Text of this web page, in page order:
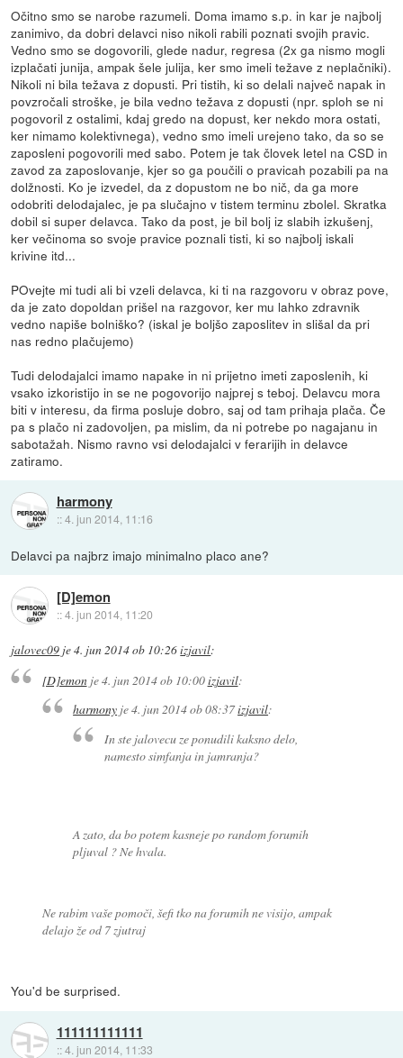
Očitno smo se narobe razumeli. Doma imamo s.p. in kar je najbolj
zanimivo, da dobri delavci niso nikoli rabili poznati svojih pravic.
Vedno smo se dogovorili, glede nadur, regresa (2x ga nismo mogli
izplačati junija, ampak šele julija, ker smo imeli težave z neplačniki).
Nikoli ni bila težava z dopusti. Pri tistih, ki so delali največ napak in
povzročali stroške, je bila vedno težava z dopusti (npr. sploh se ni
pogovoril z ostalimi, kdaj gredo na dopust, ker nekdo mora ostati,
ker nimamo kolektivnega), vedno smo imeli urejeno tako, da so se
zaposleni pogovorili med sabo. Potem je tak človek letel na CSD in
zavod za zaposlovanje, kjer so ga poučili o pravicah pozabili pa na
dolžnosti. Ko je izvedel, da z dopustom ne bo nič, da ga more
odobriti delodajalec, je pa slučajno v tistem terminu zbolel. Skratka
dobil si super delavca. Tako da post, je bil bolj iz slabih izkušenj,
ker večinoma so svoje pravice poznali tisti, ki so najbolj iskali
krivine itd...
POvejte mi tudi ali bi vzeli delavca, ki ti na razgovoru v obraz pove,
da je zato dopoldan prišel na razgovor, ker mu lahko zdravnik
vedno napiše bolniško? (iskal je boljšo zaposlitev in slišal da pri
nas redno plačujemo)
Tudi delodajalci imamo napake in ni prijetno imeti zaposlenih, ki
vsako izkoristijo in se ne pogovorijo najprej s teboj. Delavcu mora
biti v interesu, da firma posluje dobro, saj od tam prihaja plača. Če
pa s plačo ni zadovoljen, pa mislim, da ni potrebe po nagajanu in
sabotažah. Nismo ravno vsi delodajalci v ferarijih in delavce
zatiramo.
harmony
::4. jun 2014, 11:16
Delavci pa najbrz imajo minimalno placo ane?
[D]emon
::4. jun 2014, 11:20
jalovec09 je4. jun 2014 ob 10:26izjavil:
[D]emonje4. jun 2014 ob 10:00izjavil:
harmony je4. jun 2014 ob 08:37izjavil:
In ste jalovecu ze ponudili kaksno delo,
namesto simfanja in jamranja?
A zato, da bo potem kasneje po random forumih
pljuval ? Ne hvala.
Ne rabim vaše pomoči, šefi tko na forumih ne visijo, ampak
delajo že od 7 zjutraj
You'd be surprised.
111111111111
::4. jun 2014, 11:33